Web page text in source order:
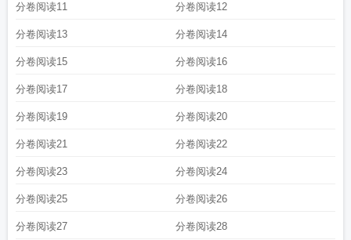
分卷阅读11 分卷阅读12
分卷阅读13 分卷阅读14
分卷阅读15 分卷阅读16
分卷阅读17 分卷阅读18
分卷阅读19 分卷阅读20
分卷阅读21 分卷阅读22
分卷阅读23 分卷阅读24
分卷阅读25 分卷阅读26
分卷阅读27 分卷阅读28